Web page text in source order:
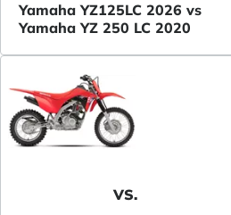
Yamaha YZ125LC 2026 vs
Yamaha YZ 250 LC 2020
VS.